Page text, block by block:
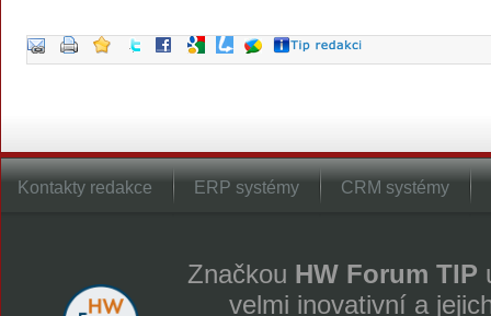
Kontakty redakce ERP systémy CRM systémy
Značkou HW Forum TIP
velmi inovativní a